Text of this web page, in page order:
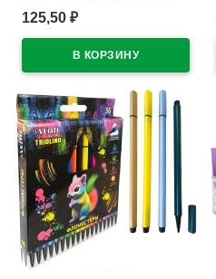
(Pulsar) н/
арт.5070609 (Ст12)
125,50 ₽